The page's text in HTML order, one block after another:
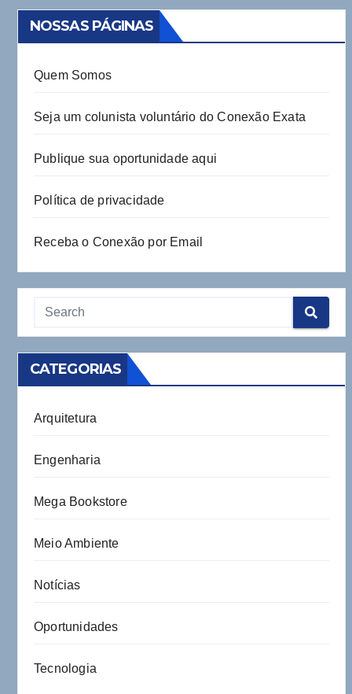
NOSSAS PÁGINAS
Quem Somos
Seja um colunista voluntário do Conexão Exata
Publique sua oportunidade aqui
Política de privacidade
Receba o Conexão por Email
CATEGORIAS
Arquitetura
Engenharia
Mega Bookstore
Meio Ambiente
Notícias
Oportunidades
Tecnologia